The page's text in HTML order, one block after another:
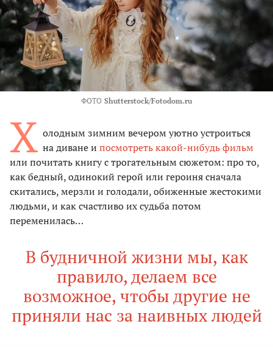
ФОТО Shutterstock/Fotodom.ru
Х олодным зимним вечером уютно устроиться
на диване и посмотреть какой-нибудь фильм
или почитать книгу с трогательным сюжетом: про то,
как бедный, одинокий герой или героиня сначала
скитались, мерзли и голодали, обиженные жестокими
людьми, и как счастливо их судьба потом
переменилась…
В будничной жизни мы, как
правило, делаем все
возможное, чтобы другие не
приняли нас за наивных людей